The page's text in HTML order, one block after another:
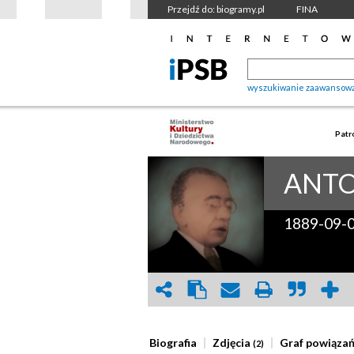
Przejdź do: biogramy.pl FINA
wyszukiwanie
1889-09-
Biografia Zdjęcia(2) Graf